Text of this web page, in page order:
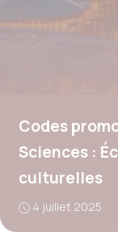
Codes
Sciences :
culturelles
4 juillet 2025